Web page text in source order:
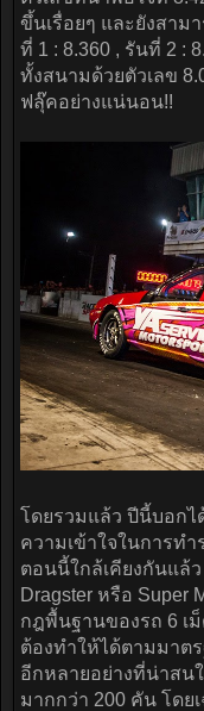
ขึ้นเรื่อยๆ และยังสาม
ที่ 1 : 8.360 , รันที่ 2 :
ทั้งสนามด้วยตัวเลข
ฟลุ๊คอย่างแน่นอน!!
โดยรวมแล้ว ปีนี้บอก
ความเข้าใจในการท
ตอนนี้ใกล้เคียงกันแล้
Dragster หรือ Super
กฎพื้นฐานของรถ 6 เ
ต้องทำให้ได้ตามมาต
อีกหลายอย่างที่น่าสน
มากกว่า 200 คัน โดย